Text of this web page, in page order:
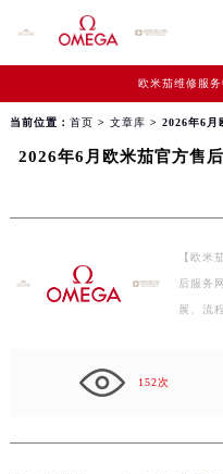
欧米茄维修服
当前位置： 首页 > 文章库 > 2026年6月
2026年6月欧米茄官方售
【欧米
后服务
展、流
152次